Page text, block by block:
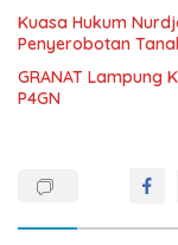
Kuasa Hukum
Penyerobotan
GRANAT Lampung
P4GN